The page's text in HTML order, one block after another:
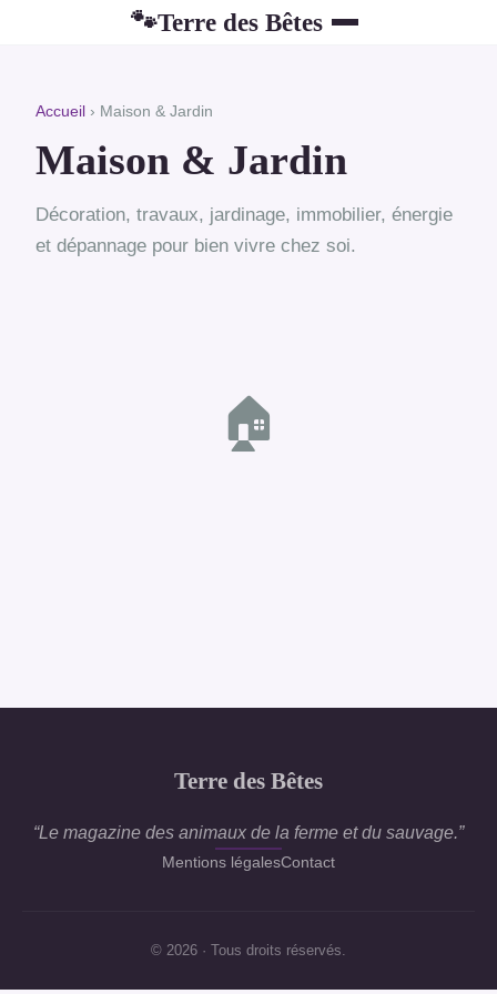
🐾Terre des Bêtes
Accueil › Maison & Jardin
Maison & Jardin
Décoration, travaux, jardinage, immobilier, énergie
et dépannage pour bien vivre chez soi.
🏠
Terre des Bêtes
“Le magazine des animaux de la ferme et du sauvage.”
Mentions légalesContact
© 2026 · Tous droits réservés.